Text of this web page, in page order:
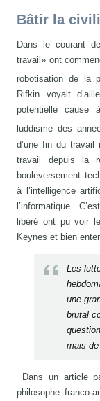
Bâtir la
Dans le courant
travail» ont
robotisation de la
Rifkin voyait
potentielle cause
luddisme des
d’une fin du travail
travail depuis la
bouleversement
à l’intelligence
l’informatique.
libéré ont pu voir
Keynes et bien
Les
une
brutal
mais de
Dans un article
philosophe franco-